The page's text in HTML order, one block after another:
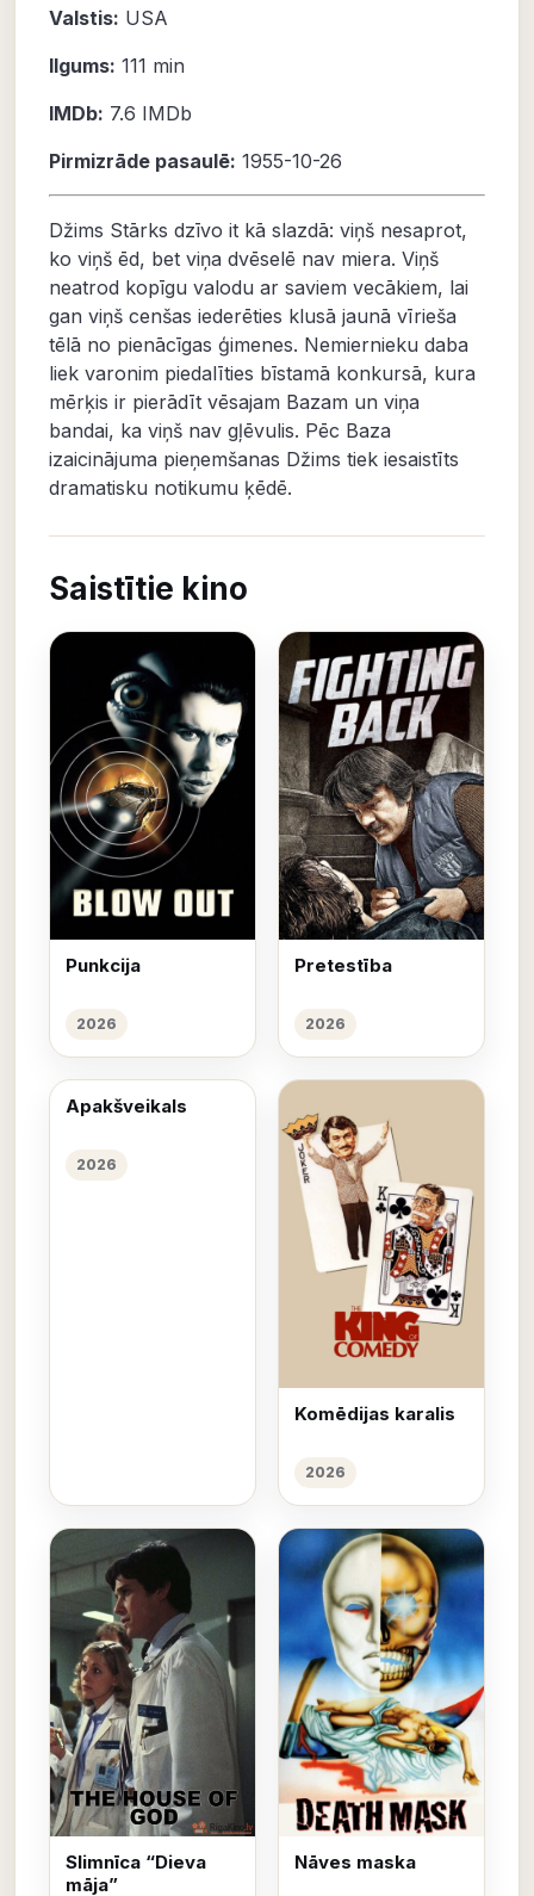
Valstis: USA
Ilgums: 111 min
IMDb: 7.6 IMDb
Pirmizrāde pasaulē: 1955-10-26
Džims Stārks dzīvo it kā slazdā: viņš nesaprot,
ko viņš ēd, bet viņa dvēselē nav miera. Viņš
neatrod kopīgu valodu ar saviem vecākiem, lai
gan viņš cenšas iederēties klusā jaunā vīrieša
tēlā no pienācīgas ģimenes. Nemiernieku daba
liek varonim piedalīties bīstamā konkursā, kura
mērķis ir pierādīt vēsajam Bazam un viņa
bandai, ka viņš nav gļēvulis. Pēc Baza
izaicinājuma pieņemšanas Džims tiek iesaistīts
dramatisku notikumu ķēdē.
Saistītie kino
Punkcija
2026
Pretestība
2026
Apakšveikals
2026
Komēdijas karalis
2026
Slimnīca “Dieva
māja”
Nāves maska